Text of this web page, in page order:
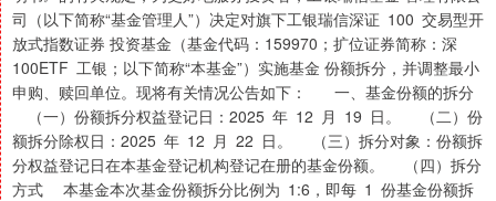
司（以下简称“基金管理人”）决定对旗下工银瑞信深证 100 交易型开
放式指数证券 投资基金（基金代码：159970；扩位证券简称：深
100ETF 工银；以下简称“本基金”）实施基金 份额拆分，并调整最小
申购、赎回单位。现将有关情况公告如下： 一、基金份额的拆分
（一）份额拆分权益登记日：2025 年 12 月 19 日。 （二）份
额拆分除权日：2025 年 12 月 22 日。 （三）拆分对象：份额拆
分权益登记日在本基金登记机构登记在册的基金份额。 （四）拆分
方式 本基金本次基金份额拆分比例为 1:6，即每 1 份基金份额拆